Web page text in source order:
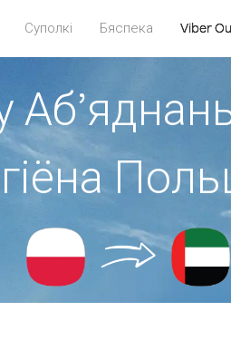
Суполкі Бяспека Viber